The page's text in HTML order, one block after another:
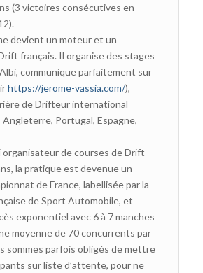
(3 victoires consécutives en
devient un moteur et un
français. Il organise des stages
communique parfaitement sur
https://jerome-vassia.com/),
de Drifteur international
Angleterre, Portugal, Espagne,
organisateur de courses de Drift
la pratique est devenue un
de France, labellisée par la
de Sport Automobile, et
exponentiel avec 6 à 7 manches
moyenne de 70 concurrents par
sommes parfois obligés de mettre
sur liste d’attente, pour ne